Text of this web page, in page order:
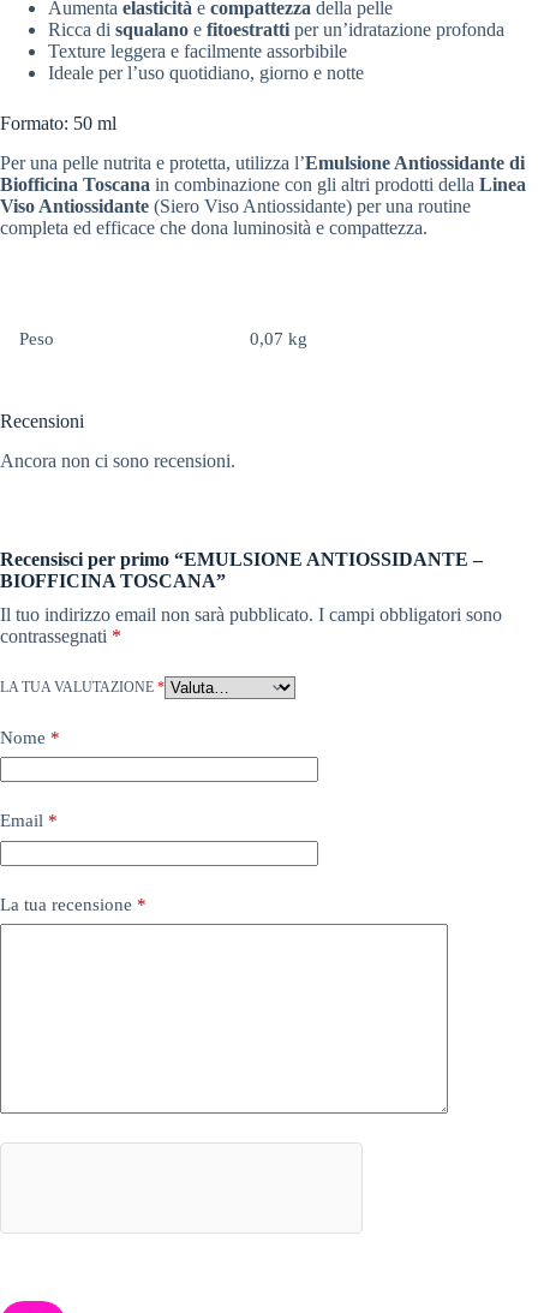
Aumenta elasticità e compattezza della pelle
Ricca di squalano e fitoestratti per un’idratazione profonda
Texture leggera e facilmente assorbibile
Ideale per l’uso quotidiano, giorno e notte
Formato: 50 ml
Per una pelle nutrita e protetta, utilizza l’Emulsione Antiossidante di
Biofficina Toscana in combinazione con gli altri prodotti della Linea
Viso Antiossidante (Siero Viso Antiossidante) per una routine
completa ed efficace che dona luminosità e compattezza.
Peso 0,07 kg
Recensioni
Ancora non ci sono recensioni.
Recensisci per primo “EMULSIONE ANTIOSSIDANTE –
BIOFFICINA TOSCANA”
Il tuo indirizzo email non sarà pubblicato. I campi obbligatori sono
contrassegnati *
LA TUA VALUTAZIONE *
Nome *
Email *
La tua recensione *